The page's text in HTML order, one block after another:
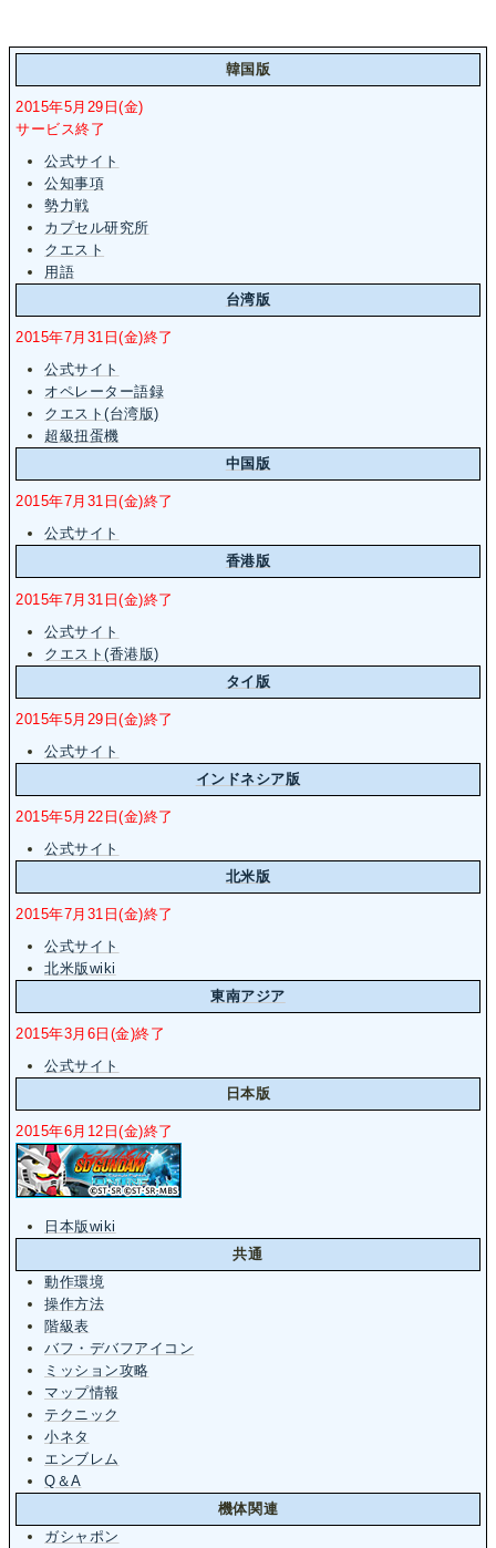
韓国版
2015年5月29日(金)
サービス終了
公式サイト
公知事項
勢力戦
カプセル研究所
クエスト
用語
台湾版
2015年7月31日(金)終了
公式サイト
オペレーター語録
クエスト(台湾版)
超級扭蛋機
中国版
2015年7月31日(金)終了
公式サイト
香港版
2015年7月31日(金)終了
公式サイト
クエスト(香港版)
タイ版
2015年5月29日(金)終了
公式サイト
インドネシア版
2015年5月22日(金)終了
公式サイト
北米版
2015年7月31日(金)終了
公式サイト
北米版wiki
東南アジア
2015年3月6日(金)終了
公式サイト
日本版
2015年6月12日(金)終了
日本版wiki
共通
動作環境
操作方法
階級表
バフ・デバフアイコン
ミッション攻略
マップ情報
テクニック
小ネタ
エンブレム
Q＆A
機体関連
ガシャポン